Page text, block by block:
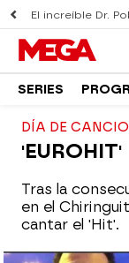
El increíble Dr. Pol
SERIES
DÍA DE
'EUROHIT'
Tras la
en el
cantar el 'Hit'.